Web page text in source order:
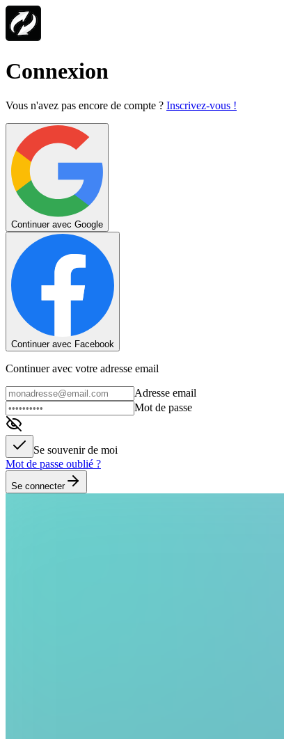
Connexion
Vous n'avez pas encore de compte ? Inscrivez-vous !
Continuer avec Google
Continuer avec Facebook
Continuer avec votre adresse email
Adresse email
Mot de passe
Se souvenir de moi
Mot de passe oublié ?
Se connecter